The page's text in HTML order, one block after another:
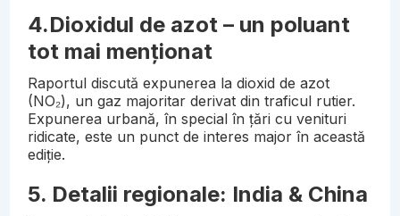
4.Dioxidul de azot – un poluant
tot mai menționat
Raportul discută expunerea la dioxid de azot
(NO₂), un gaz majoritar derivat din traficul rutier.
Expunerea urbană, în special în țări cu venituri
ridicate, este un punct de interes major în această
ediție.
5. Detalii regionale: India & China